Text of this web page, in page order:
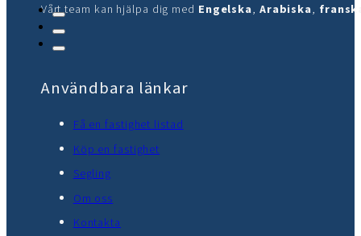
Vårt team kan hjälpa dig med Engelska, Arabiska,
Användbara länkar
Få en fastighet listad
Köp en fastighet
Segling
Om oss
Kontakta